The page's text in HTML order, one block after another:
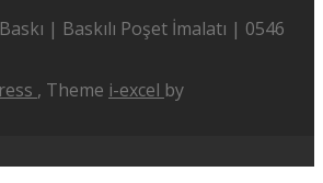
| Baskılı Poşet İmalatı | 0546
, Theme i-excel by